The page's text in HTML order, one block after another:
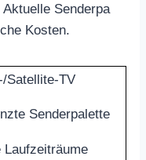
Aktuelle Senderpa
Kosten.
Satellite-TV
Senderpalette
Laufzeiträume